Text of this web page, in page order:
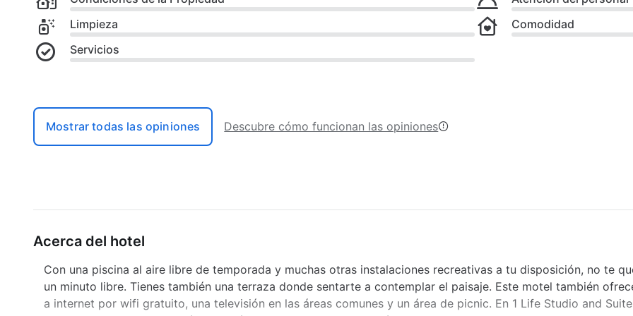
Limpieza
Servicios
Comodidad
Mostrar todas las opiniones Descubre cómo funcionan las opiniones
Acerca del hotel
Con una piscina al aire libre de temporada y muchas otras instalaciones recreativas a tu disposición, no te
un minuto libre. Tienes también una terraza donde sentarte a contemplar el paisaje. Este motel también
a internet por wifi gratuito, una televisión en las áreas comunes y un área de picnic. En 1 Life Studio and